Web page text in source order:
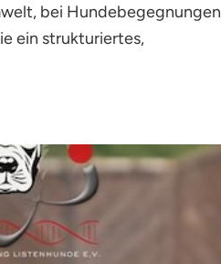
bei Hundebegegnungen
ein strukturiertes,